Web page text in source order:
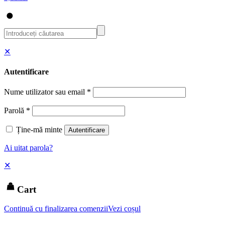
✕
Autentificare
Nume utilizator sau email *
Parolă *
Ține-mă minte Autentificare
Ai uitat parola?
✕
Cart
Continuă cu finalizarea comenziiVezi coșul